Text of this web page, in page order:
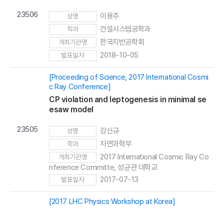
23506 성명 이용주
학과 건설시스템공학과
개최기관명 한국지반공학회
발표일자 2018-10-05
23505
[Proceeding of Science, 2017 International Cosmi
c Ray Conference]
CP violation and leptogenesis in minimal se
esaw model
성명 강신규
학과 자연과학부
개최기관명
2017 International Cosmic Ray Co
nference Committe, 성균관 대학교
발표일자 2017-07-13
[2017 LHC Physics Workshop at Korea]